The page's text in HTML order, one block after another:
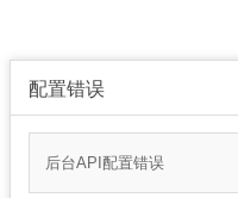
配置错误
后台API配置错误